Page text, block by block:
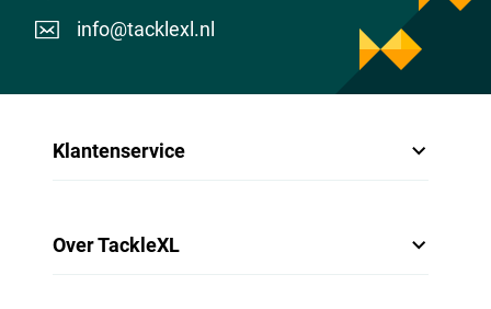
info@tacklexl.nl
Klantenservice
Over TackleXL